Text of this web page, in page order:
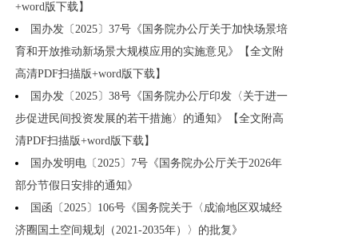
+word版下载】
国办发〔2025〕37号《国务院办公厅关于加快场景培
育和开放推动新场景大规模应用的实施意见》【全文附
高清PDF扫描版+word版下载】
国办发〔2025〕38号《国务院办公厅印发〈关于进一
步促进民间投资发展的若干措施〉的通知》【全文附高
清PDF扫描版+word版下载】
国办发明电〔2025〕7号《国务院办公厅关于2026年
部分节假日安排的通知》
国函〔2025〕106号《国务院关于〈成渝地区双城经
济圈国土空间规划（2021-2035年）〉的批复》